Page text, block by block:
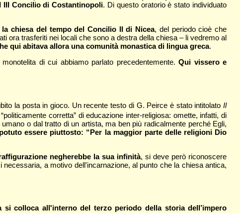
III Concilio di Costantinopoli. Di questo oratorio è stato individuato
chiesa del tempo del Concilio II di Nicea, del periodo cioè che
ora trasferiti nei locali che sono a destra della chiesa – li vedremo al
qui abitava allora una comunità monastica di lingua greca.
di cui abbiamo parlato precedentemente.Qui vissero e
la posta in gioco. Un recente testo di G. Peirce è stato intitolatoIl
corretta” di educazione inter-religiosa: omette, infatti, di
o dal tratto di un artista, ma ben più radicalmente perché Egli,
essere piuttosto: “Per la maggior parte delle religioni Dio
negherebbe la sua infinità, si deve però riconoscere
a motivo dell'incarnazione, al punto che la chiesa antica,
si colloca all'interno del terzo periodo della storia dell’impero